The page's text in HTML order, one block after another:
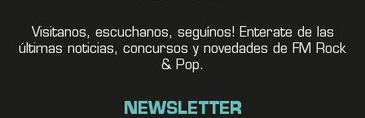
Visitanos, escuchanos, seguínos! Enterate de las
últimas noticias, concursos y novedades de FM Rock
& Pop.
NEWSLETTER